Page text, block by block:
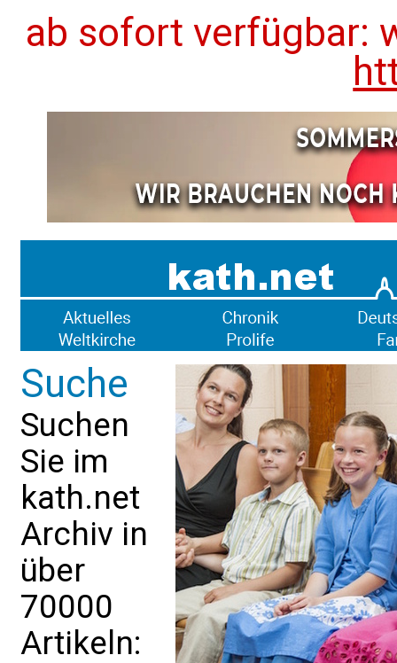
ab sofort verfügbar:
Suche
Suchen
Sie im
kath.net
Archiv in
über
70000
Artikeln: